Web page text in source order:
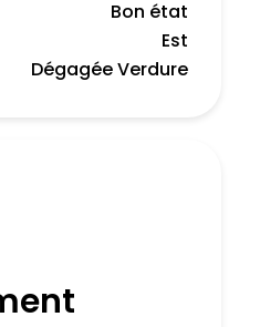
Bon état
Est
Dégagée Verdure